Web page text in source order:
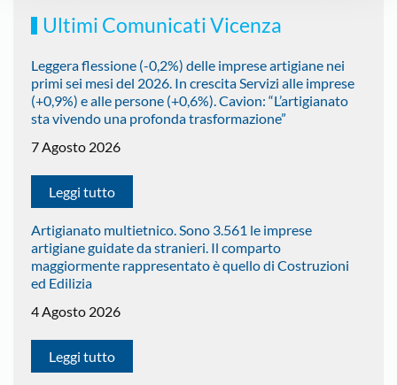
Ultimi Comunicati Vicenza
Leggera flessione (-0,2%) delle imprese artigiane nei
primi sei mesi del 2026. In crescita Servizi alle imprese
(+0,9%) e alle persone (+0,6%). Cavion: “L’artigianato
sta vivendo una profonda trasformazione”
7 Agosto 2026
Leggi tutto
Artigianato multietnico. Sono 3.561 le imprese
artigiane guidate da stranieri. Il comparto
maggiormente rappresentato è quello di Costruzioni
ed Edilizia
4 Agosto 2026
Leggi tutto